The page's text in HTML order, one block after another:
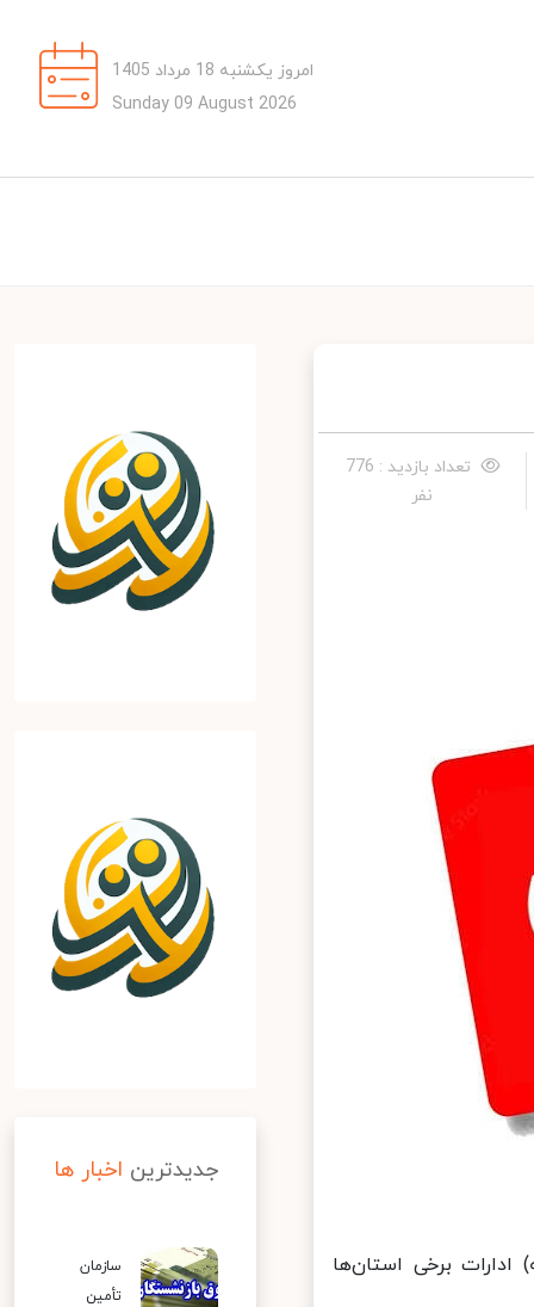
امروز یکشنبه 18 مرداد 1405
Sunday 09 August 2026
تعداد بازدید : 776
نفر
برخی استان‌ها
جدیدترین اخبار ها
سازمان
تأمین